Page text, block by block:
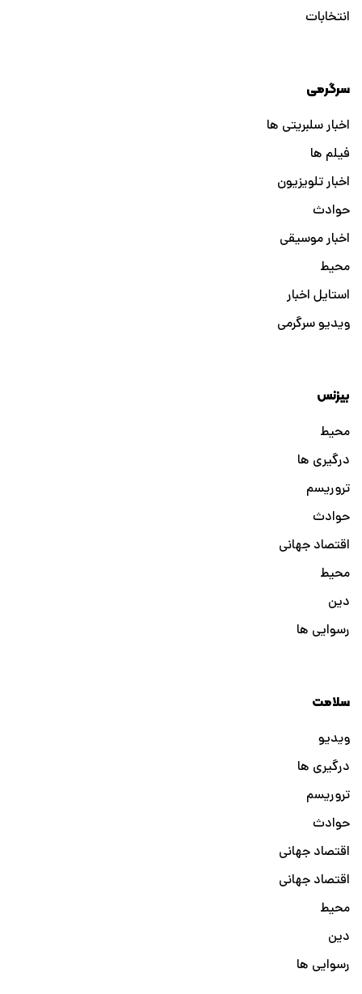
انتخابات
سرگرمی
اخبار سلبریتی ها
فیلم ها
اخبار تلویزیون
حوادث
اخبار موسیقی
محیط
استایل اخبار
ویدیو سرگرمی
بیزنس
محیط
درگیری ها
تروریسم
حوادث
اقتصاد جهانی
محیط
دین
رسوایی ها
سلامت
ویدیو
درگیری ها
تروریسم
حوادث
اقتصاد جهانی
اقتصاد جهانی
محیط
دین
رسوایی ها